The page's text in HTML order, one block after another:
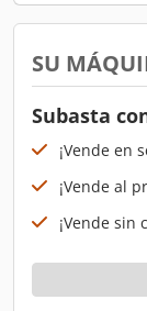
SU
Subasta
¡Vende en
¡Vende al
¡Vende sin